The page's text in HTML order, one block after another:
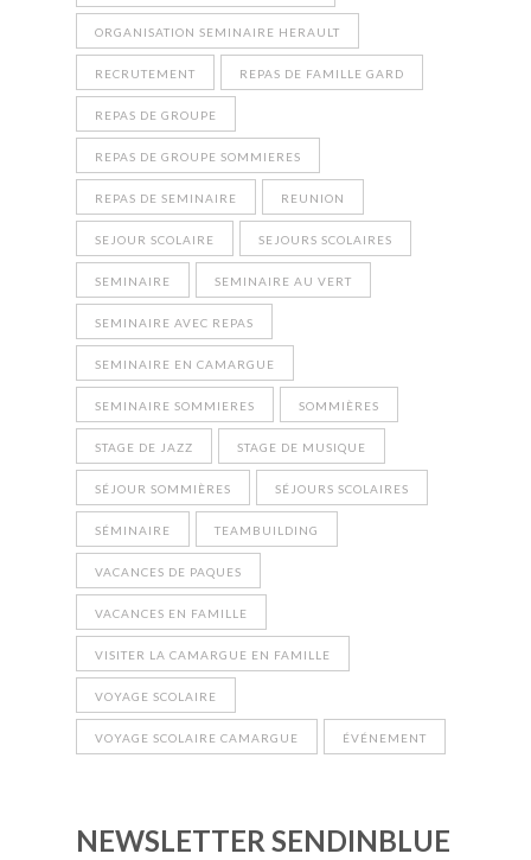
ORGANISATION SEMINAIRE HERAULT
RECRUTEMENT REPAS DE FAMILLE GARD
REPAS DE GROUPE
REPAS DE GROUPE SOMMIERES
REPAS DE SEMINAIRE REUNION
SEJOUR SCOLAIRE SEJOURS SCOLAIRES
SEMINAIRE SEMINAIRE AU VERT
SEMINAIRE AVEC REPAS
SEMINAIRE EN CAMARGUE
SEMINAIRE SOMMIERES SOMMIÈRES
STAGE DE JAZZ STAGE DE MUSIQUE
SÉJOUR SOMMIÈRES SÉJOURS SCOLAIRES
SÉMINAIRE TEAMBUILDING
VACANCES DE PAQUES
VACANCES EN FAMILLE
VISITER LA CAMARGUE EN FAMILLE
VOYAGE SCOLAIRE
VOYAGE SCOLAIRE CAMARGUE ÉVÉNEMENT
NEWSLETTER SENDINBLUE